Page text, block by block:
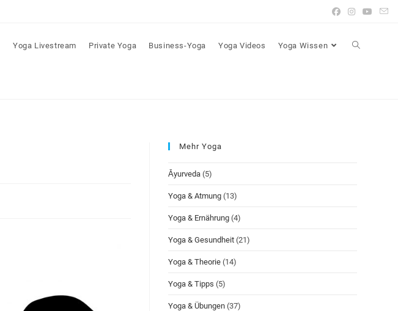
Yoga Livestream Private Yoga Business-Yoga Yoga Videos Yoga Wissen
Mehr Yoga
Āyurveda (5)
Yoga & Atmung (13)
Yoga & Ernährung (4)
Yoga & Gesundheit (21)
Yoga & Theorie (14)
Yoga & Tipps (5)
Yoga & Übungen (37)